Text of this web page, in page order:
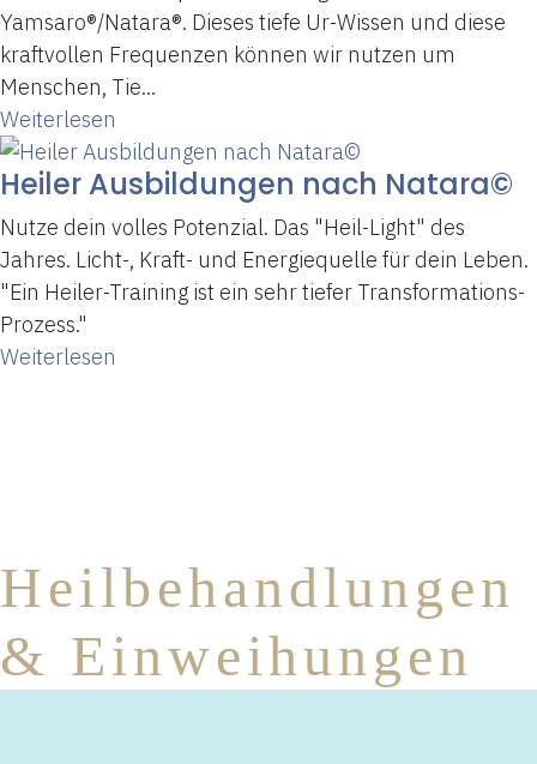
Yamsaro®/Natara®. Dieses tiefe Ur-Wissen und diese
kraftvollen Frequenzen können wir nutzen um
Menschen, Tie...
Weiterlesen
Heiler Ausbildungen nach Natara©
Nutze dein volles Potenzial. Das "Heil-Light" des
Jahres. Licht-, Kraft- und Energiequelle für dein Leben.
"Ein Heiler-Training ist ein sehr tiefer Transformations-
Prozess."
Weiterlesen
Heilbehandlungen
& Einweihungen